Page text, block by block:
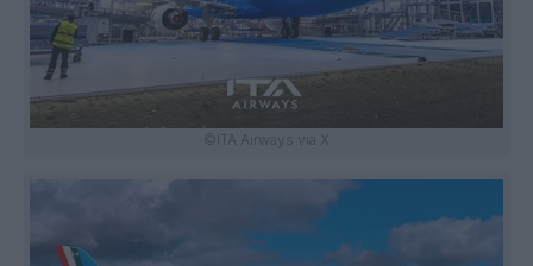
©ITA Airways via X